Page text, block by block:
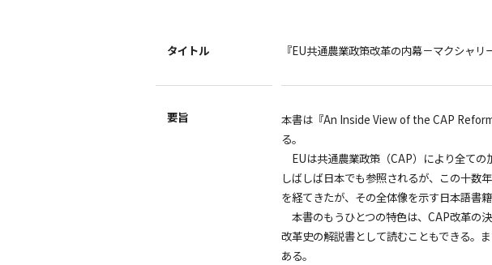
タイトル 『EU共通農業政策改革の内幕－マクシャ
要旨
本書は『An Inside View of the CAP
る。
EUは共通農業政策（CAP）により全ての
しばしば日本でも参照されるが、この十数
を経てきたが、その全体像を示す日本語書
本書のもうひとつの特色は、CAP改革の
改革史の解説書として読むこともできる。
ある。